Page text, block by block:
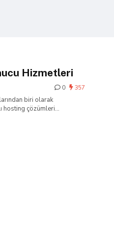
Hizmetleri
0 357
biri olarak
hosting çözümleri